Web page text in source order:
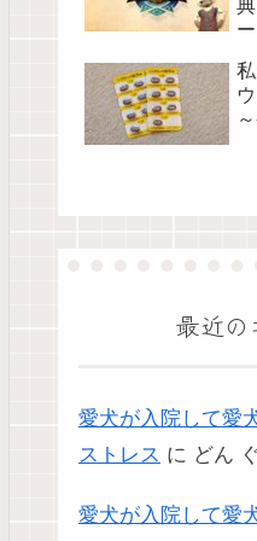
最近の
愛犬が入院して愛
ストレス に どん
愛犬が入院して愛